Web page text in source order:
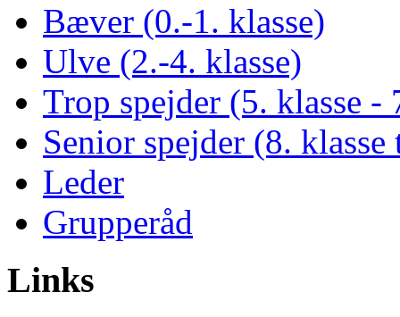
Bæver (0.-1. klasse)
Ulve (2.-4. klasse)
Trop spejder (5. klasse -
Senior spejder (8.
Leder
Grupperåd
Links